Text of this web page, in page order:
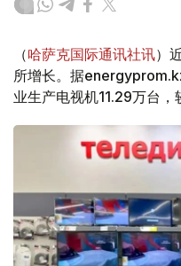
（哈萨克国际通讯社讯）
所增长。据
业生产电视机11.29万台，